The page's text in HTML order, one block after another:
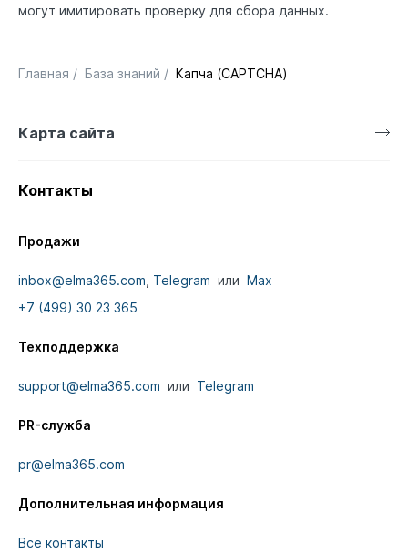
могут имитировать проверку для сбора данных.
Главная / База знаний / Капча (CAPTCHA)
Карта сайта
Контакты
Продажи
inbox@elma365.com Telegram или Max
+7 (499) 30 23 365
Техподдержка
support@elma365.com или Telegram
PR-служба
pr@elma365.com
Дополнительная информация
Все контакты